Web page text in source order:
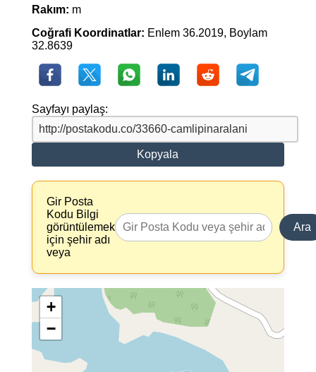
Rakım: m
Coğrafi Koordinatlar: Enlem 36.2019, Boylam
32.8639
Sayfayı paylaş:
Kopyala
Gir Posta
Kodu Bilgi
görüntülemek
için şehir adı
veya
Ara
+
−